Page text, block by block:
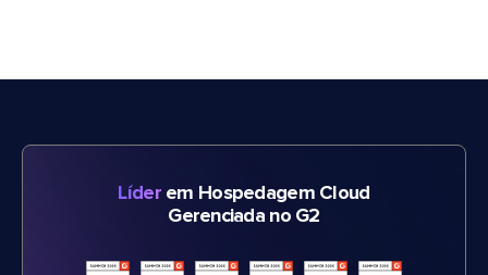
Líderem Hospedagem Cloud
Gerenciada no G2